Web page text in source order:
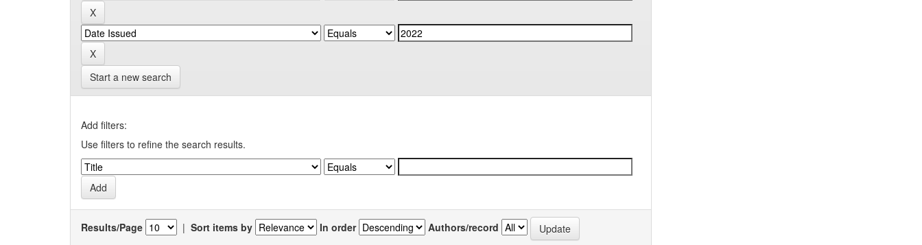
Start a new search
Add filters:
Use filters to refine the search results.
Results/Page | Sort items by In order Authors/record